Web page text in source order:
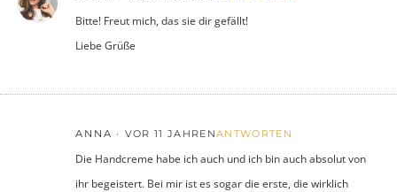
Bitte! Freut mich, das sie dir gefällt!
Liebe Grüße
ANNA VOR 11 JAHRENANTWORTEN
Die Handcreme habe ich auch und ich bin auch absolut von
ihr begeistert. Bei mir ist es sogar die erste, die wirklich